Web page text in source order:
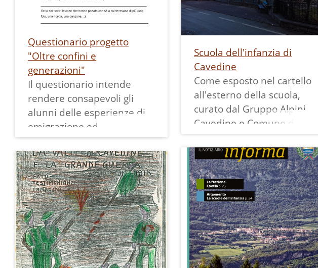
Questionario progetto
"Oltre confini e
generazioni"
Il questionario intende
rendere consapevoli gli
alunni delle esperienze di
emigrazione ed
immigrazione, passate e
presenti, diffuse nelle
famiglie.
Fornisce l'occasione di
informare le famiglie sul
progetto in corso.
Pone anche le basi per
raccogliere eventuali
disponibilità da parte di
Scuola dell'infanzia di
Cavedine
Come esposto nel cartello
all'esterno della scuola,
curato dal Gruppo Alpini
Cavedine e Comune di
Cavedine, "L'idea di un
Asilo Infantile a Cavedine
venne proposta dal
sacerdote Francesco
Segalla nel 1896.
L'istruzione, nell'anno
seguente 1897, fu possibile
grazie alla raccolta fondi
con sottoscrizione sia da
parte di abitanti del paese